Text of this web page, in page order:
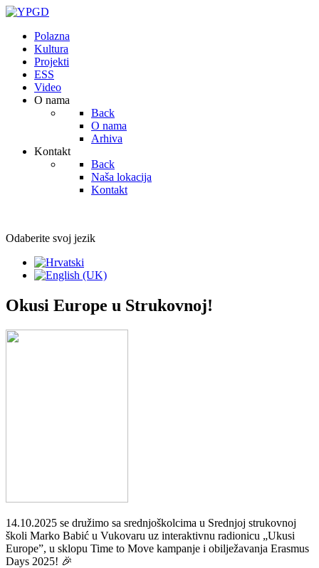
Polazna
Kultura
Projekti
ESS
Video
O nama
Back
O nama
Arhiva
Kontakt
Back
Naša lokacija
Kontakt
Odaberite svoj jezik
Okusi Europe u Strukovnoj!
14.10.2025 se družimo sa srednjoškolcima u Srednjoj strukovnoj
školi Marko Babić u Vukovaru uz interaktivnu radionicu „Ukusi
Europe”, u sklopu Time to Move kampanje i obilježavanja Erasmus
Days 2025! 🎉